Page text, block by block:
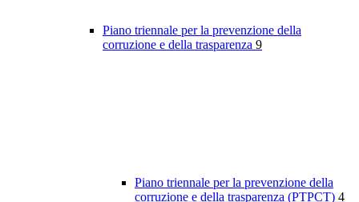
Piano triennale per la prevenzione della
corruzione e della trasparenza 9
Piano triennale per la prevenzione della
corruzione e della trasparenza (PTPCT) 4